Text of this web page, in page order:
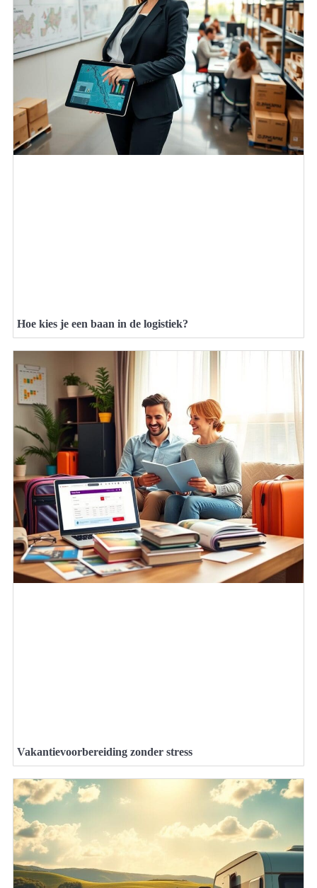
Hoe kies je een baan in de logistiek?
Vakantievoorbereiding zonder stress